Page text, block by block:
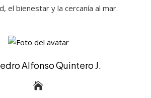
el bienestar y la cercanía al mar.
Alfonso Quintero J.